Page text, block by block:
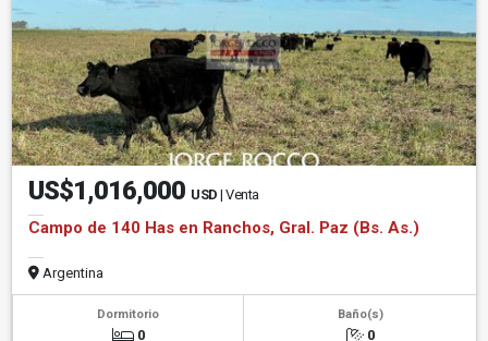
US$1,016,000 USD | Venta
Campo de 140 Has en Ranchos, Gral. Paz (Bs. As.)
Argentina
Dormitorio
0
Baño(s)
0